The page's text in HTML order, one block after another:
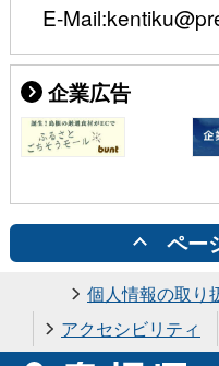
E-
企業広告
ペー
個人情報の取り
アクセシビリティ